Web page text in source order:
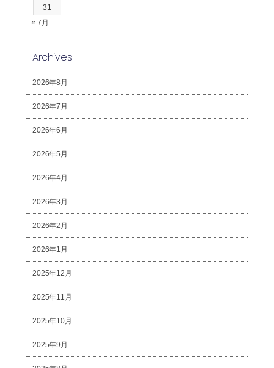
31
« 7月
Archives
2026年8月
2026年7月
2026年6月
2026年5月
2026年4月
2026年3月
2026年2月
2026年1月
2025年12月
2025年11月
2025年10月
2025年9月